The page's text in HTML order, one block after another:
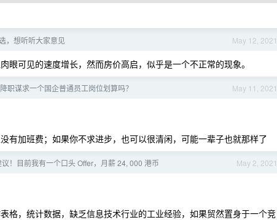
May 12, 2021
，想听听大家意见
眼可见的速度增长，然而房价高启，似乎是一个不正常的现象。
May 11, 2021
职谋求一个国企普通员工岗位划算吗？
有加班费；如果你不求进步，也可以很清闲，可能一辈子也就那样了
May 2, 2021
！目前我有一个口头 Offer，月薪 24, 000 港币
格，统计数据，缺乏信息技术行业的工业经验，如果贸然置身于一个竞